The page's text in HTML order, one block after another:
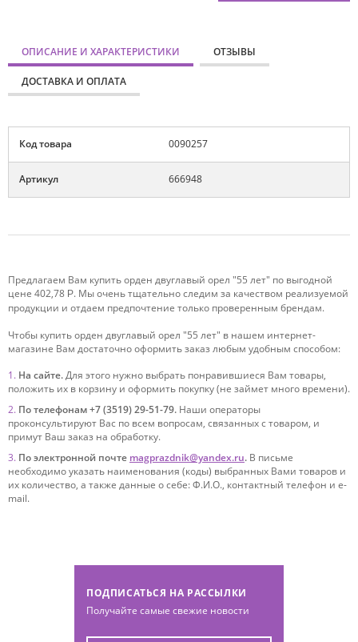
ОПИСАНИЕ И ХАРАКТЕРИСТИКИ ОТЗЫВЫ
ДОСТАВКА И ОПЛАТА
Код товара 0090257
Артикул 666948
Предлагаем Вам купить орден двуглавый орел "55 лет" по выгодной
цене 402,78
. Мы очень тщательно следим за качеством реализуемой
продукции и отдаем предпочтение только проверенным брендам.
Чтобы купить орден двуглавый орел "55 лет" в нашем интернет-
магазине Вам достаточно оформить заказ любым удобным способом:
На сайте.Для этого нужно выбрать понравившиеся Вам товары,
положить их в корзину и оформить покупку (не займет много времени).
По телефонам +7 (3519) 29-51-79. Наши операторы
проконсультируют Вас по всем вопросам, связанных с товаром, и
примут Ваш заказ на обработку.
По электронной почте magprazdnik@yandex.ru. В письме
необходимо указать наименования (коды) выбранных Вами товаров и
их количество, а также данные о себе: Ф.И.О., контактный телефон и e-
mail.
ПОДПИСАТЬСЯ НА РАССЫЛКИ
Получайте самые свежие новости